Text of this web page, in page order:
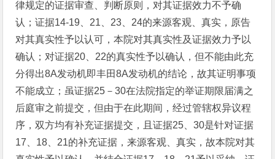
律规定的证据审查、判断原则，对其证据效力不予确
认；证据14-19、21、23、24的来源客观、真实，原告
对其真实性予以认可，本院对其真实性及证据效力予以
确认；对证据20、22的真实性予以确认，但不能由此充
分得出8A发动机即丰田8A发动机的结论，故其证明事项
不能成立；虽证据25－30在法院指定的举证期限届满之
后庭审之前提交，但由于在此期间，经过管辖权异议程
序，双方均有补充证据提交，且证据25、30是针对证据
17、18、21的补充证据，来源客观、真实，故本院对其